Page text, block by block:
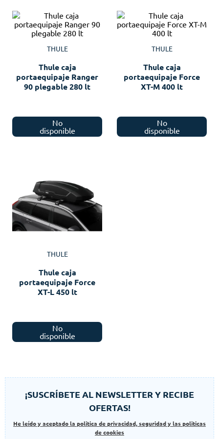
THULE
Thule caja
portaequipaje Ranger
90 plegable 280 lt
No
disponible
THULE
Thule caja
portaequipaje Force
XT-M 400 lt
No
disponible
THULE
Thule caja
portaequipaje Force
XT-L 450 lt
No
disponible
¡SUSCRÍBETE AL NEWSLETTER Y RECIBE
OFERTAS!
He leído y aceptado la politica de privacidad, seguridad y las politicas
de cookies